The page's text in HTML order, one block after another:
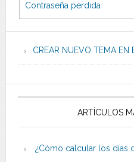
Contraseña perdida
CREAR NUEVO TEMA EN
ARTÍCULOS
¿Cómo calcular los días